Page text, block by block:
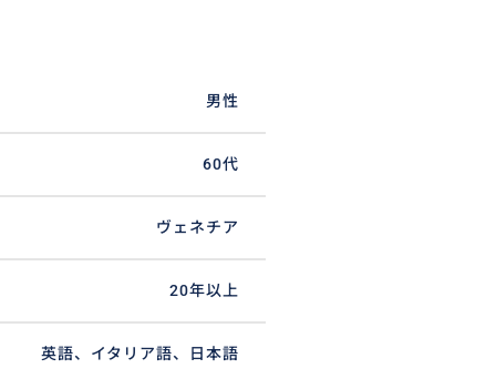
男性
60代
ヴェネチア
20年以上
英語、イタリア語、日本語